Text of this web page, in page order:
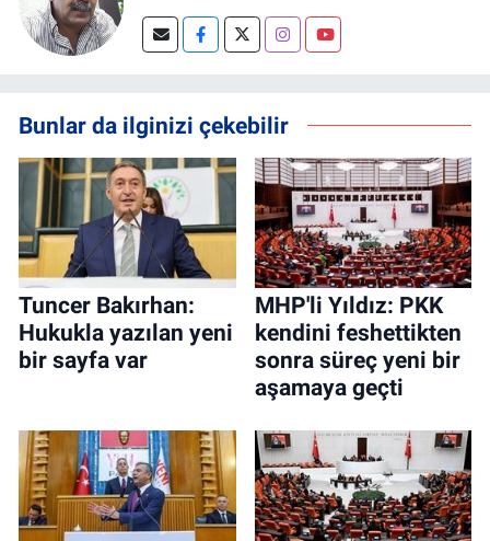
Bunlar da ilginizi çekebilir
Tuncer Bakırhan:
Hukukla yazılan yeni
bir sayfa var
MHP'li Yıldız: PKK
kendini feshettikten
sonra süreç yeni bir
aşamaya geçti